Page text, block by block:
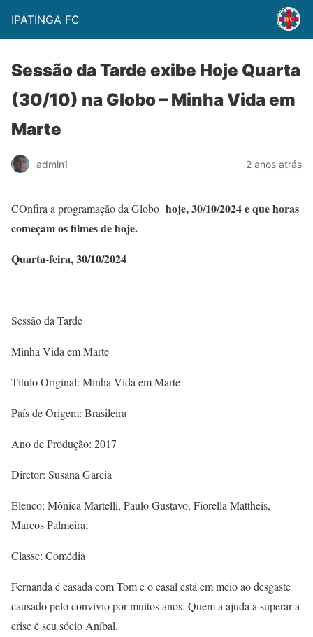
IPATINGA FC
Sessão da Tarde exibe Hoje Quarta
(30/10) na Globo – Minha Vida em
Marte
admin1 2 anos atrás
COnfira a programação da Globo hoje, 30/10/2024 e que horas
começam os filmes de hoje.
Quarta-feira, 30/10/2024
Sessão da Tarde
Minha Vida em Marte
Título Original: Minha Vida em Marte
País de Origem: Brasileira
Ano de Produção: 2017
Diretor: Susana Garcia
Elenco: Mônica Martelli, Paulo Gustavo, Fiorella Mattheis,
Marcos Palmeira;
Classe: Comédia
Fernanda é casada com Tom e o casal está em meio ao desgaste
causado pelo convívio por muitos anos. Quem a ajuda a superar a
crise é seu sócio Aníbal.